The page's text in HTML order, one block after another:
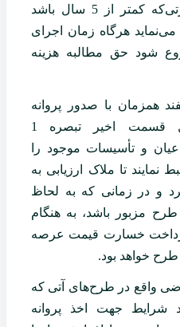
غیره برخوردارند و در‌ صورتی‌که کمتر از 5 سال باشد
می‌نماید هرگاه زمان اجرای
شود حق مطالبه هزینه
همزمان با صدور پروانه
ساختمان مالکان مشمول قسمت اخیر تبصره 1
و تأسیسات‌ موجود را
تا ملاک ارزیابی به
و در زمانی که به لحاظ
طرح مزبور باشد، به هنگام
خسارت قیمت عرصه
خواهد بود.
واقع در طرح‌های آتی که
جهت اخذ پروانه